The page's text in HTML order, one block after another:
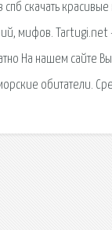
спб скачать
мифов. Tartugi.net -
На нашем сайте
обитатели.